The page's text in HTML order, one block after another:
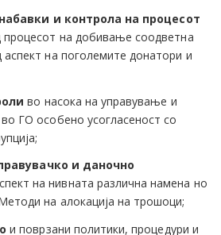
и контрола на процесот
процесот на добивање соодветна
на поголемите донатори и
во насока на управување и
ГО особено усогласеност со
и даночно
на нивната различна намена но
на алокација на трошоци;
и поврзани политики, процедури и